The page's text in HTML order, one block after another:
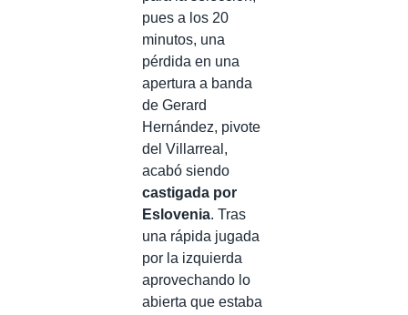
pues a los 20
minutos, una
pérdida en una
apertura a banda
de Gerard
Hernández, pivote
del Villarreal,
acabó siendo
castigada por
Eslovenia. Tras
una rápida jugada
por la izquierda
aprovechando lo
abierta que estaba